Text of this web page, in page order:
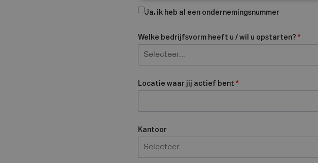
Ja, ik heb al een ondernemingsnummer
Welke bedrijfsvorm heeft u / wil u opstarten? *
Selecteer...
Locatie waar jij actief bent *
Kantoor
Selecteer...